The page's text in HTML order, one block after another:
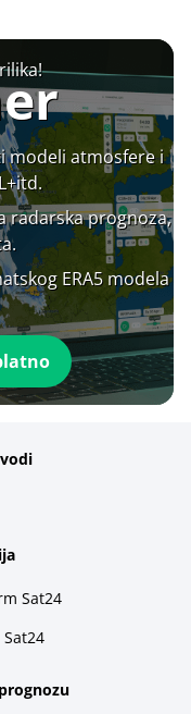
modeli atmosfere i
radarska prognoza,
ERA5 modela
Sat24